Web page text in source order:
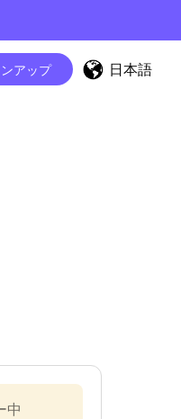
アップ 日本語
中